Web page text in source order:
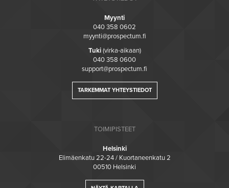
Myynti
040 358 0602
myynti@prospectum.fi
Tuki(virka-aikaan)
040 358 0600
support@prospectum.fi
TARKEMMAT YHTEYSTIEDOT
TOIMIPISTEET
Helsinki
Elimäenkatu 22-24 / Kuortaneenkatu 2
00510 Helsinki